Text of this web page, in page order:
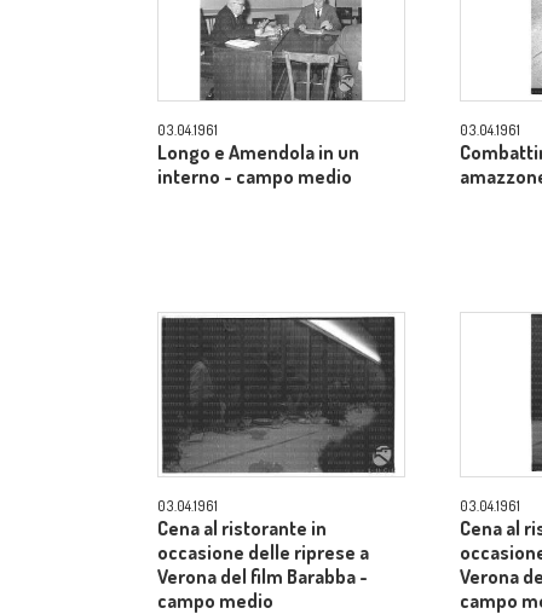
03.04.1961
Longo e Amendola in un
interno - campo medio
03.04.1961
03.04.1961
Cena al ristorante in
occasione delle riprese a
Verona del film Barabba -
campo medio
03.04.1961
Cena al
Verona
campo